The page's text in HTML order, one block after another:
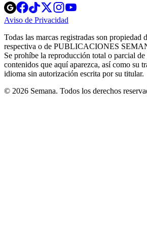
Opens
in
new
Opens
in
new
Opens
in
new
window
Opens
new
windowwindow
Aviso de Privacidad
new
window
Todas las marcas registradas son propiedad
respectiva o de PUBLICACIONES
Se prohíbe la reproducción total o parcial
contenidos que aquí aparezca, así como su
idioma sin autorización escrita por su titular.
© 2026 Semana. Todos los derechos